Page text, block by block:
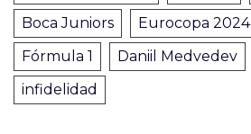
Boca Juniors
Eurocopa 2024
Fórmula 1
Daniil Medvedev
infidelidad